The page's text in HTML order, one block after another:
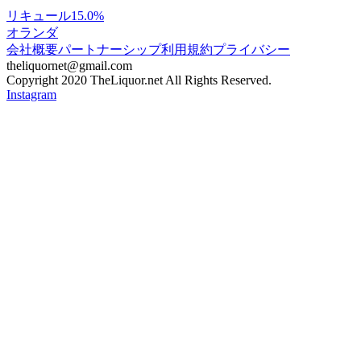
リキュール15.0%
オランダ
会社概要パートナーシップ利用規約プライバシー
theliquornet@gmail.com
Copyright 2020 TheLiquor.net All Rights Reserved.
Instagram